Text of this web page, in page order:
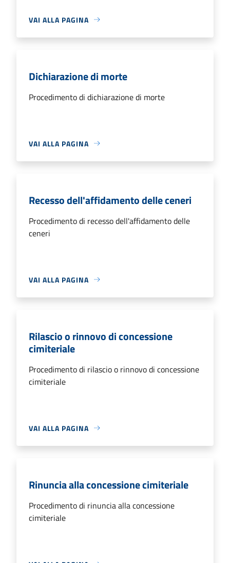
VAI ALLA PAGINA
Dichiarazione di morte
Procedimento di dichiarazione di morte
VAI ALLA PAGINA
Recesso dell'affidamento delle ceneri
Procedimento di recesso dell'affidamento delle
ceneri
VAI ALLA PAGINA
Rilascio o rinnovo di concessione
cimiteriale
Procedimento di rilascio o rinnovo di concessione
cimiteriale
VAI ALLA PAGINA
Rinuncia alla concessione cimiteriale
Procedimento di rinuncia alla concessione
cimiteriale